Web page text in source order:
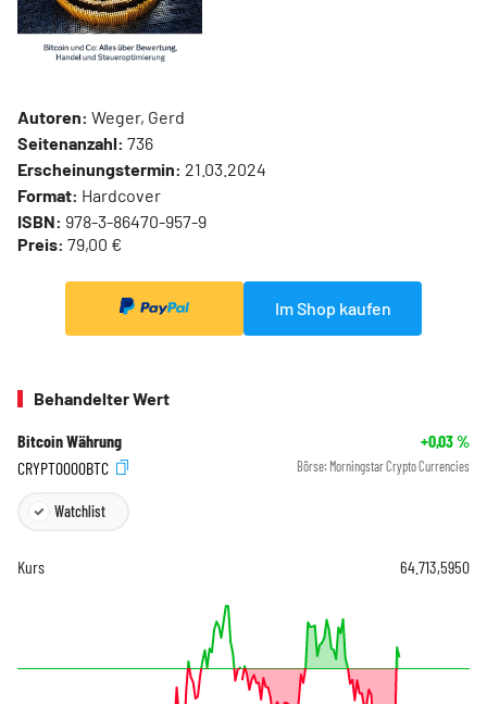
Autoren: Weger, Gerd
Seitenanzahl: 736
Erscheinungstermin: 21.03.2024
Format: Hardcover
ISBN: 978-3-86470-957-9
Preis: 79,00 €
Im Shop kaufen
Behandelter Wert
Bitcoin Währung +0,03%
CRYPT0000BTC
Börse: Morningstar Crypto Currencies
Watchlist
Kurs 64.713,5950